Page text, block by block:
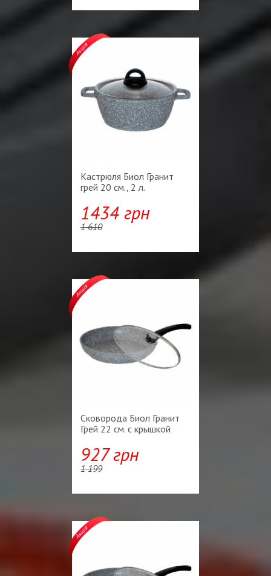
Кастрюля Биол Гранит
грей 20 см., 2 л.
1434 грн
1 610
Сковорода Биол Гранит
Грей 22 см. с крышкой
927 грн
1 199